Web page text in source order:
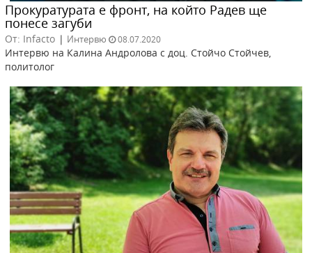
Прокуратурата е фронт, на който Радев ще
понесе загуби
От: Infacto | Интервю 08.07.2020
Интервю на Калина Андролова с доц. Стойчо Стойчев,
политолог